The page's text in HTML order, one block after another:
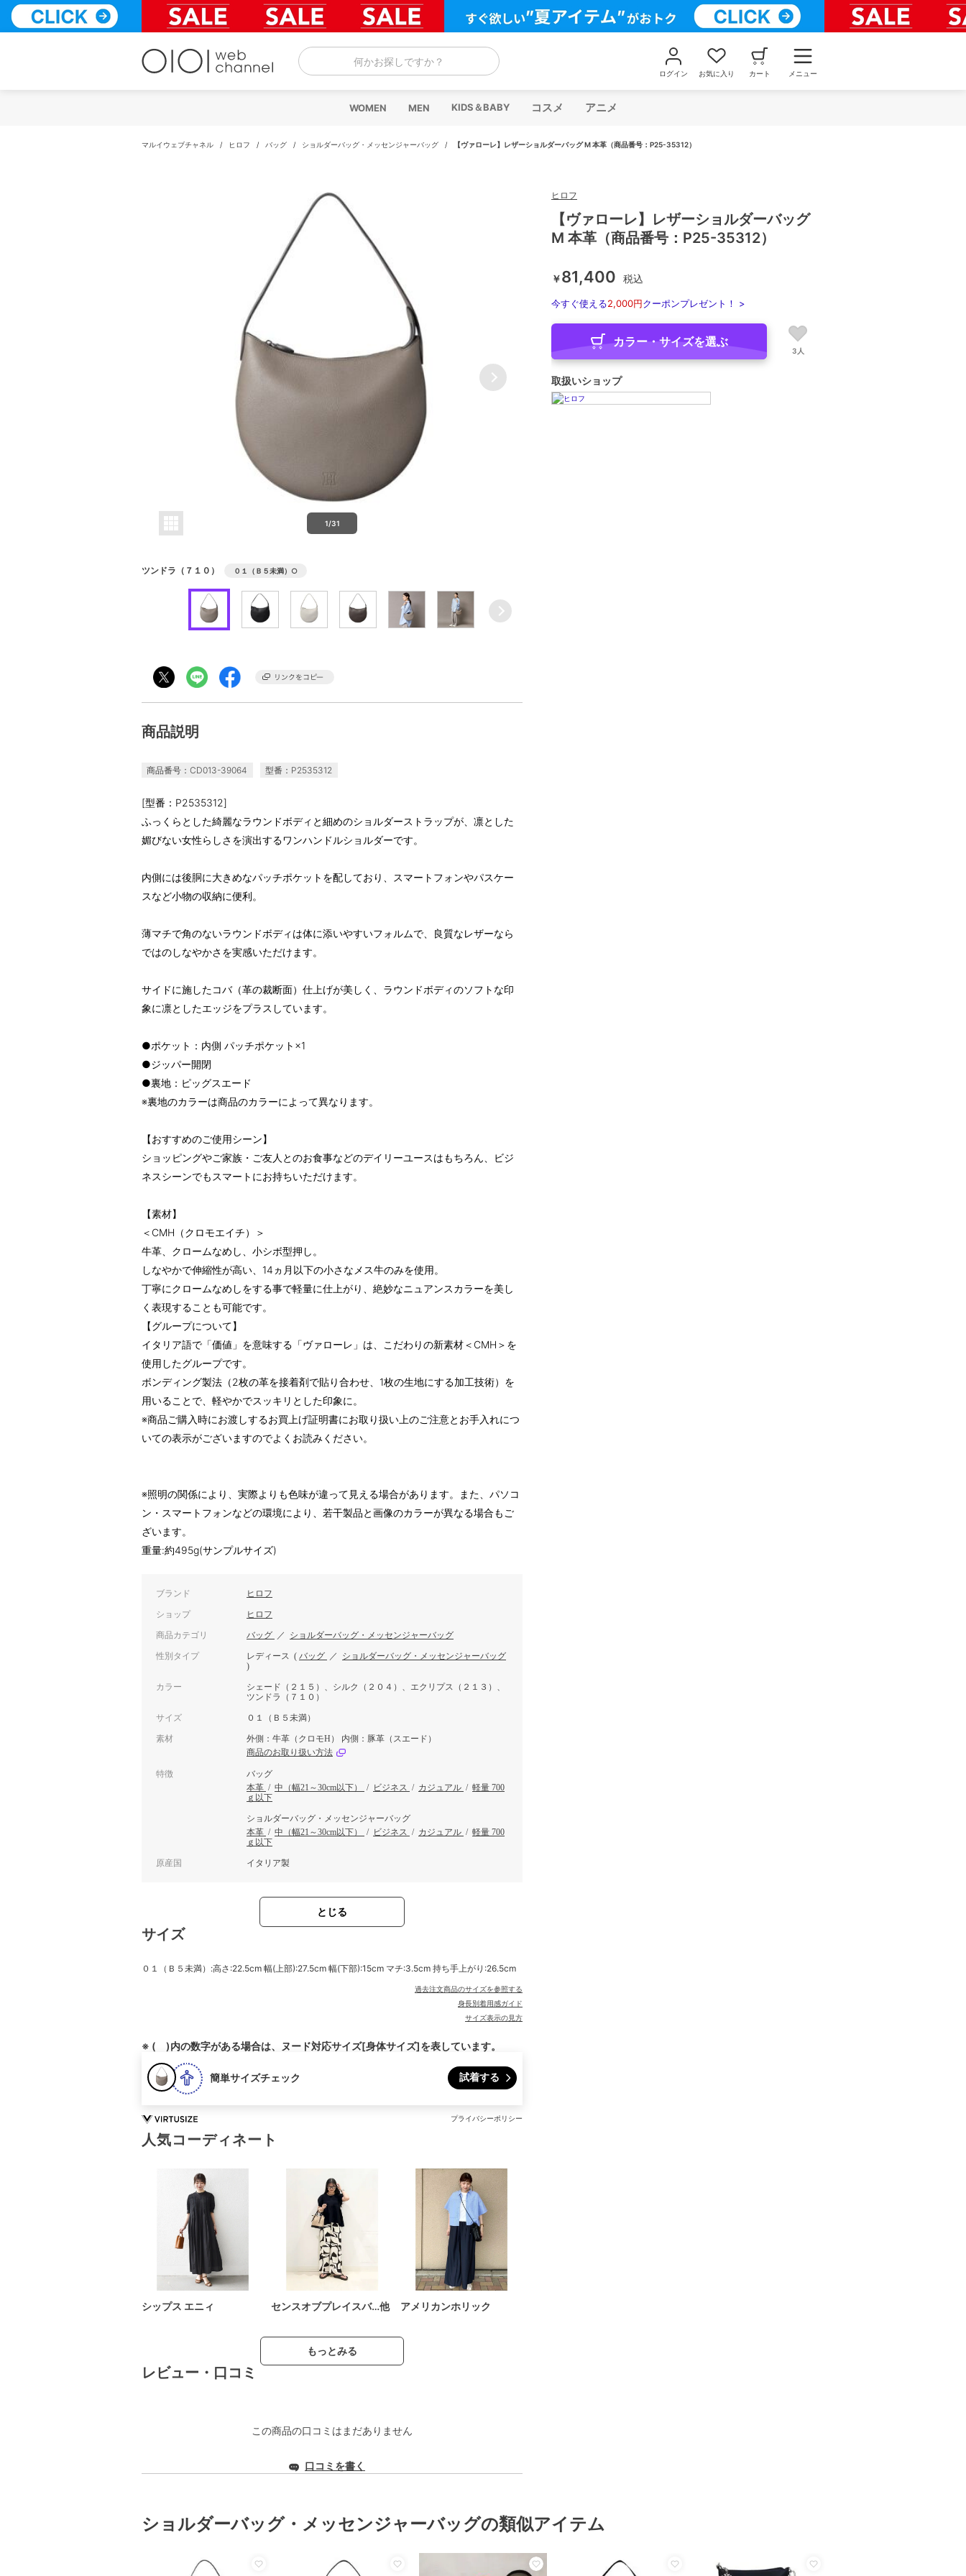
テ
何かお探しですか？
ログイン お気に入り カート メニュー
WOMEN MEN KIDS＆BABY コスメ アニメ
マルイウェブチャネル / ヒロフ / バッグ / ショルダーバッグ・メッセンジャーバッグ / 【ヴァローレ】レザーショルダーバッグ M 本革（商品番号：P25-35312）
1/31
ツンドラ（７１０） ０１（Ｂ５未満） ○
商品説明
商品番号：CD013-39064 型番：P2535312
[型番：P2535312]
ふっくらとした綺麗なラウンドボディと細めのショルダーストラップが、凛とした
媚びない女性らしさを演出するワンハンドルショルダーです。
内側には後胴に大きめなパッチポケットを配しており、スマートフォンやパスケー
スなど小物の収納に便利。
薄マチで角のないラウンドボディは体に添いやすいフォルムで、良質なレザーなら
ではのしなやかさを実感いただけます。
サイドに施したコバ（革の裁断面）仕上げが美しく、ラウンドボディのソフトな印
象に凛としたエッジをプラスしています。
●ポケット：内側 パッチポケット×1
●ジッパー開閉
●裏地：ピッグスエード
※裏地のカラーは商品のカラーによって異なります。
【おすすめのご使用シーン】
ショッピングやご家族・ご友人とのお食事などのデイリーユースはもちろん、ビジ
ネスシーンでもスマートにお持ちいただけます。
【素材】
＜CMH（クロモエイチ）＞
牛革、クロームなめし、小シボ型押し。
しなやかで伸縮性が高い、14ヵ月以下の小さなメス牛のみを使用。
丁寧にクロームなめしをする事で軽量に仕上がり、絶妙なニュアンスカラーを美し
く表現することも可能です。
【グループについて】
イタリア語で「価値」を意味する「ヴァローレ」は、こだわりの新素材＜CMH＞を
使用したグループです。
ボンディング製法（2枚の革を接着剤で貼り合わせ、1枚の生地にする加工技術）を
用いることで、軽やかでスッキリとした印象に。
※商品ご購入時にお渡しするお買上げ証明書にお取り扱い上のご注意とお手入れにつ
いての表示がございますのでよくお読みください。
※照明の関係により、実際よりも色味が違って見える場合があります。また、パソコ
ン・スマートフォンなどの環境により、若干製品と画像のカラーが異なる場合もご
ざいます。
重量:約495g(サンプルサイズ)
ブランド ヒロフ
ショップ ヒロフ
商品カテゴリ バッグ ／ ショルダーバッグ・メッセンジャーバッグ
性別タイプ レディース ( バッグ ／ ショルダーバッグ・メッセンジャーバッグ
)
カラー
シェード（２１５）、シルク（２０４）、エクリプス（２１３）、
ツンドラ（７１０）
サイズ ０１（Ｂ５未満）
素材
外側：牛革（クロモH） 内側：豚革（スエード）
商品のお取り扱い方法
特徴
バッグ
本革 / 中（幅21～30cm以下） / ビジネス / カジュアル / 軽量 700
ｇ以下
ショルダーバッグ・メッセンジャーバッグ
本革 / 中（幅21～30cm以下） / ビジネス / カジュアル / 軽量 700
ｇ以下
原産国 イタリア製
とじる
サイズ
０１（Ｂ５未満）:高さ:22.5cm 幅(上部):27.5cm 幅(下部):15cm マチ:3.5cm 持ち手上がり:26.5cm
過去注文商品のサイズを参照する
身長別着用感ガイド
サイズ表示の見方
※ ( )内の数字がある場合は、ヌード対応サイズ[身体サイズ]を表しています。
簡単サイズチェック 試着する
プライバシーポリシー
人気コーディネート
シップス エニィ センスオブプレイスバ…他 アメリカンホリック
もっとみる
レビュー・口コミ
この商品の口コミはまだありません
口コミを書く
ヒロフ
【ヴァローレ】レザーショルダーバッグ
M 本革（商品番号：P25-35312）
￥81,400 税込
今すぐ使える2,000円クーポンプレゼント！ >
カラー・サイズを選ぶ
3人
取扱いショップ
ショルダーバッグ・メッセンジャーバッグの類似アイテム